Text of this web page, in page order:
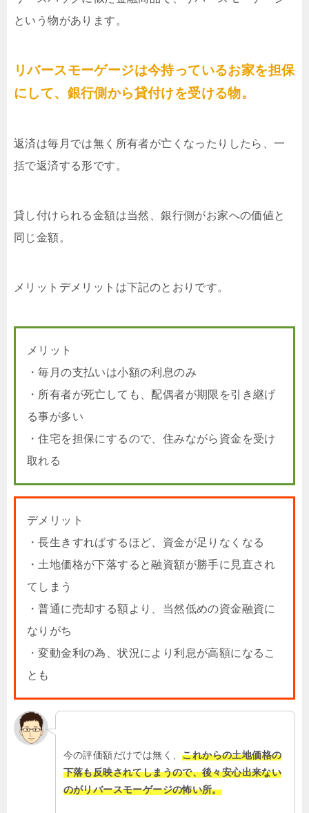
という物があります。
リバースモーゲージは今持っているお家を担保
にして、銀行側から貸付けを受ける物。
返済は毎月では無く所有者が亡くなったりしたら、一
括で返済する形です。
貸し付けられる金額は当然、銀行側がお家への価値と
同じ金額。
メリットデメリットは下記のとおりです。
メリット
・毎月の支払いは小額の利息のみ
・所有者が死亡しても、配偶者が期限を引き継げ
る事が多い
・住宅を担保にするので、住みながら資金を受け
取れる
デメリット
・長生きすればするほど、資金が足りなくなる
・土地価格が下落すると融資額が勝手に見直され
てしまう
・普通に売却する額より、当然低めの資金融資に
なりがち
・変動金利の為、状況により利息が高額になるこ
とも
今の評価額だけでは無く、これからの土地価格の
下落も反映されてしまうので、後々安心出来ない
のがリバースモーゲージの怖い所。